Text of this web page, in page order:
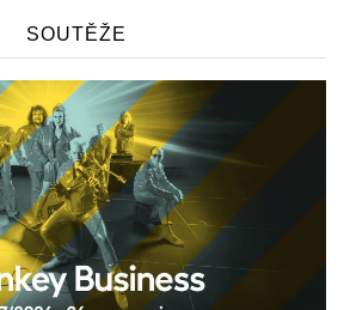
SOUTĚŽE